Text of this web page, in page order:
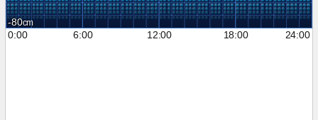
-80
0:00
6:00 12:00 18:00 24:00